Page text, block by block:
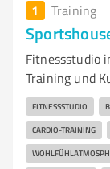
1 Training
Fitnessstudio
Training und
FITNESSSTUDIO
CARDIO-TRAINING